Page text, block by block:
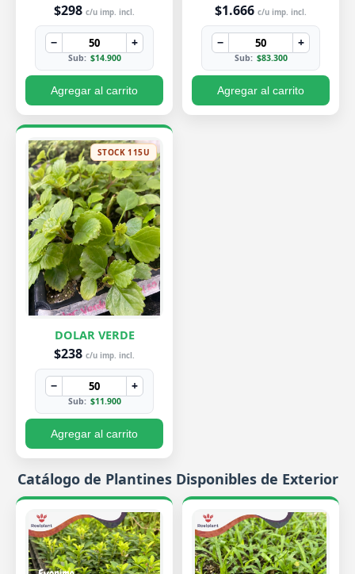
$298 c/u imp. incl.
− +
Sub: $14.900
Agregar al carrito
$1.666 c/u imp. incl.
− +
Sub: $83.300
Agregar al carrito
STOCK 115U
DOLAR VERDE
$238 c/u imp. incl.
− +
Sub: $11.900
Agregar al carrito
Catálogo de Plantines Disponibles de Exterior